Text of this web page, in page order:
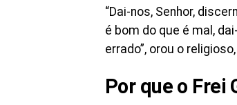
“Dai-nos, Senhor,
é bom do que é mal,
errado”, orou o
Por que o Frei